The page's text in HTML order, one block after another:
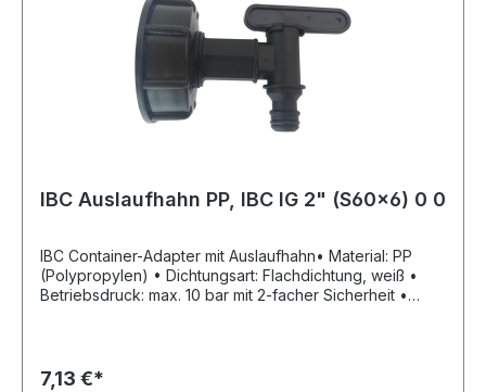
IBC Auslaufhahn PP, IBC IG 2" (S60x6) 0 0
IBC Container-Adapter mit Auslaufhahn• Material: PP
(Polypropylen) • Dichtungsart: Flachdichtung, weiß •
Betriebsdruck: max. 10 bar mit 2-facher Sicherheit •
+492241932580, info@mcc-germany.com
7,13 €*